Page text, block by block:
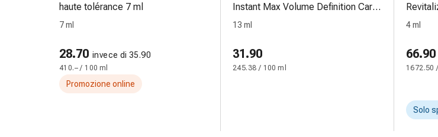
del
fumo
venosi
Disturbi
del
nervo
haute tolérance 7 ml
7 ml
28.70 invece di 35.90
410.– / 100 ml
Promozione online
Instant Max Volume Definition Care
13 ml
13 ml
31.90
245.38 / 100 ml
4 ml
66.90
1672.50
Solo